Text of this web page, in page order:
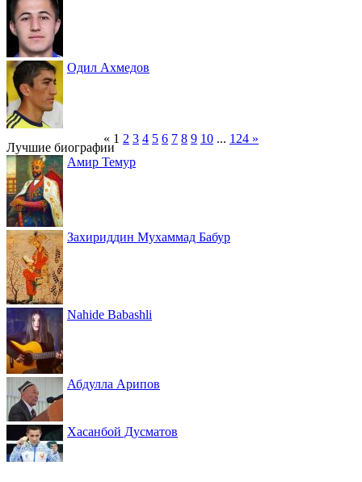
Одил Ахмедов
« 1 2 3 4 5 6 7 8 9 10 ... 124 »
Лучшие биографии
Амир Темур
Захириддин Мухаммад Бабур
Nahide Babashli
Абдулла Арипов
Хасанбой Дусматов